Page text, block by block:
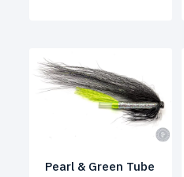
Pearl & Green Tube